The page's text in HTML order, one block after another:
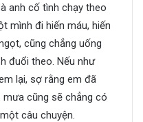
anh cố tình chạy theo
mình đi hiến máu, hiến
cũng chẳng uống
đuổi theo. Nếu như
lại, sợ rằng em đã
cũng sẽ chẳng có
câu chuyện.